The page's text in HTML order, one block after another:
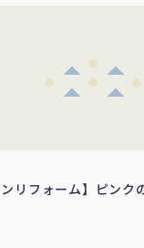
ンリフォーム】ピン